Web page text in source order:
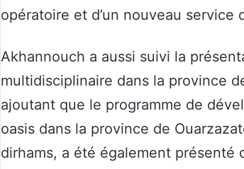
opératoire et d’un nouveau service
Akhannouch a aussi suivi la
multidisciplinaire dans la province
ajoutant que le programme de
oasis dans la province de
dirhams, a été également